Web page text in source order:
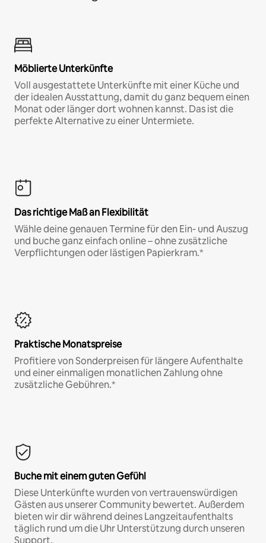
Möblierte Unterkünfte
Voll ausgestattete Unterkünfte mit einer Küche und
der idealen Ausstattung, damit du ganz bequem einen
Monat oder länger dort wohnen kannst. Das ist die
perfekte Alternative zu einer Untermiete.
Das richtige Maß an Flexibilität
Wähle deine genauen Termine für den Ein- und Auszug
und buche ganz einfach online – ohne zusätzliche
Verpflichtungen oder lästigen Papierkram.*
Praktische Monatspreise
Profitiere von Sonderpreisen für längere Aufenthalte
und einer einmaligen monatlichen Zahlung ohne
zusätzliche Gebühren.*
Buche mit einem guten Gefühl
Diese Unterkünfte wurden von vertrauenswürdigen
Gästen aus unserer Community bewertet. Außerdem
bieten wir dir während deines Langzeitaufenthalts
täglich rund um die Uhr Unterstützung durch unseren
Support.